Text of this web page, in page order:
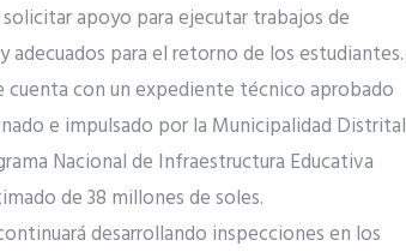
apoyo para ejecutar trabajos de
para el retorno de los estudiantes.
cuenta con un expediente técnico aprobado
e impulsado por la Municipalidad Distrital
Nacional de Infraestructura Educativa
de 38 millones de soles.
desarrollando inspecciones en los